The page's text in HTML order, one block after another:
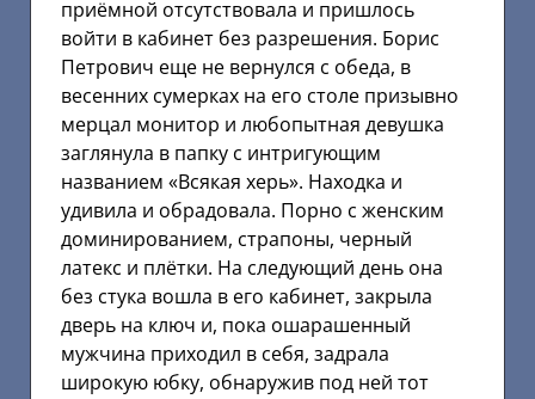
приёмной отсутствовала и пришлось
войти в кабинет без разрешения. Борис
Петрович еще не вернулся с обеда, в
весенних сумерках на его столе призывно
мерцал монитор и любопытная девушка
заглянула в папку с интригующим
названием «Всякая херь». Находка и
удивила и обрадовала. Порно с женским
доминированием, страпоны, черный
латекс и плётки. На следующий день она
без стука вошла в его кабинет, закрыла
дверь на ключ и, пока ошарашенный
мужчина приходил в себя, задрала
широкую юбку, обнаружив под ней тот